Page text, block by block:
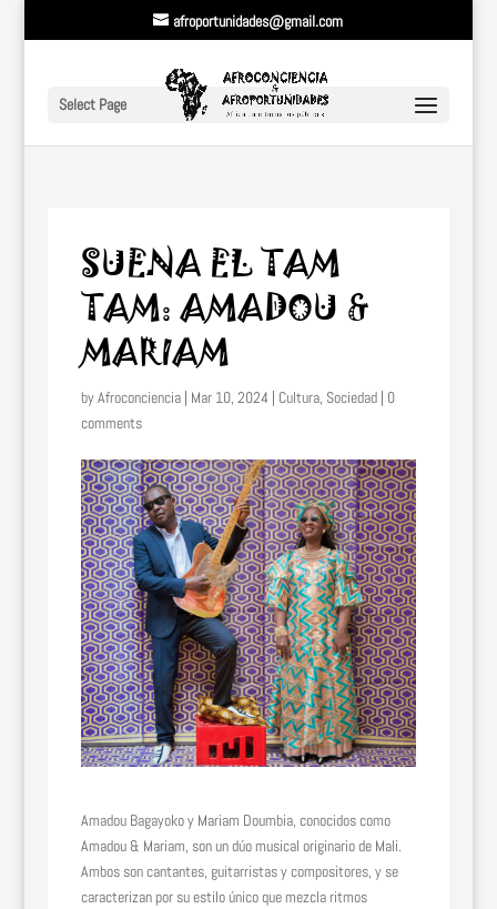
afroportunidades@gmail.com
Select Page
SUENA EL TAM
TAM: AMADOU &
MARIAM
byAfroconciencia| Mar 10, 2024 | Cultura, Sociedad| 0
comments
Amadou Bagayoko y Mariam Doumbia, conocidos como
Amadou & Mariam, son un dúo musical originario de Mali.
Ambos son cantantes, guitarristas y compositores, y se
caracterizan por su estilo único que mezcla ritmos